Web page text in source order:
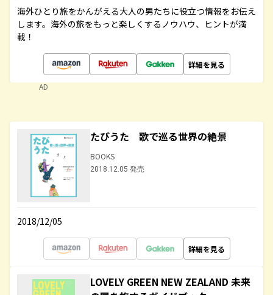
海外ひとり旅をかんがえる大人の男たちに役立つ情報をお伝え
します。海外の旅をもっと楽しくするノウハウ、ヒントが満
載！
詳細を見る
AD
たびうた 歌で巡る世界の絶景
BOOKS
2018.12.05 発売
2018/12/05
詳細を見る
LOVELY GREEN NEW ZEALAND 未来